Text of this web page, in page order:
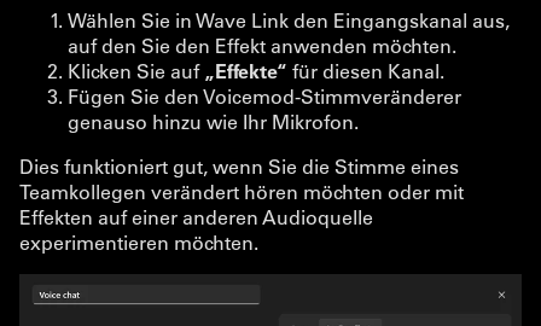
Wählen Sie in Wave Link den Eingangskanal aus,
auf den Sie den Effekt anwenden möchten.
Klicken Sie auf „Effekte“ für diesen Kanal.
Fügen Sie den Voicemod-Stimmveränderer
genauso hinzu wie Ihr Mikrofon.
Dies funktioniert gut, wenn Sie die Stimme eines
Teamkollegen verändert hören möchten oder mit
Effekten auf einer anderen Audioquelle
experimentieren möchten.